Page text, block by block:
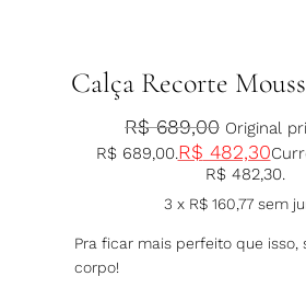
Calça Recorte
R$689,00 Original
R$ 689,00.R$ 482,30
R$ 482,30.
3 x R$160,77sem
Pra ficar mais perfeito que isso,
corpo!